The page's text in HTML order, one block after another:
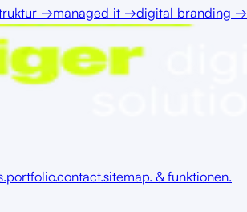
→managed it →digital branding →
portfolio.contact.sitemap. & funktionen.